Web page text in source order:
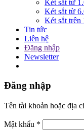
Két sắt từ
Két sắt từ
Két sắt trên
Tin tức
Liên hệ
Đăng nhập
Newsletter
Đăng nhập
Tên tài khoản hoặc địa
Mật khẩu *